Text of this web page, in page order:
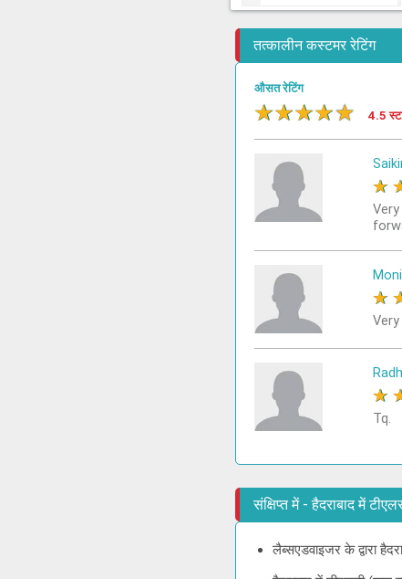
तत्कालीन कस्टमर रेटिंग
औसत रेटिंग
★★★★★ 4.5
★
★
★
Tq.
संक्षिप्त में - हैदराबाद में
लैब्सएडवाइजर के द्वारा